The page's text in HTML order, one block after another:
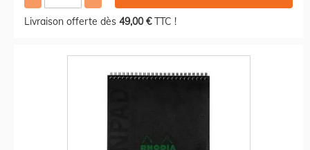
Livraison offerte dès 49,00 €TTC !